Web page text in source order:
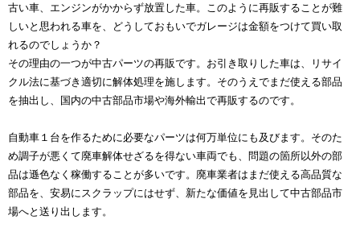
古い車、エンジンがかからず放置した車。このように再販することが難
しいと思われる車を、どうしておもいでガレージは金額をつけて買い取
れるのでしょうか？
その理由の一つが中古パーツの再販です。お引き取りした車は、リサイ
クル法に基づき適切に解体処理を施します。そのうえでまだ使える部品
を抽出し、国内の中古部品市場や海外輸出で再販するのです。
自動車１台を作るために必要なパーツは何万単位にも及びます。そのた
め調子が悪くて廃車解体せざるを得ない車両でも、問題の箇所以外の部
品は遜色なく稼働することが多いです。廃車業者はまだ使える高品質な
部品を、安易にスクラップにはせず、新たな価値を見出して中古部品市
場へと送り出します。